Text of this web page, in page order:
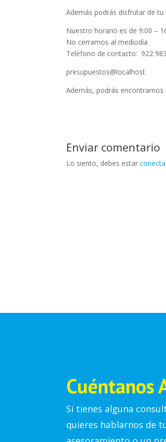
Además podrás disfrutar de
Nuestro horario es de 9:00 –
No cerramos al mediodía
Teléfono de contacto: 922
presupuestos@localhost
Además, podrás encontrarnos
Enviar comentario
Lo siento, debes estar
Cuéntanos
Si tienes alguna
quieres hablarnos de